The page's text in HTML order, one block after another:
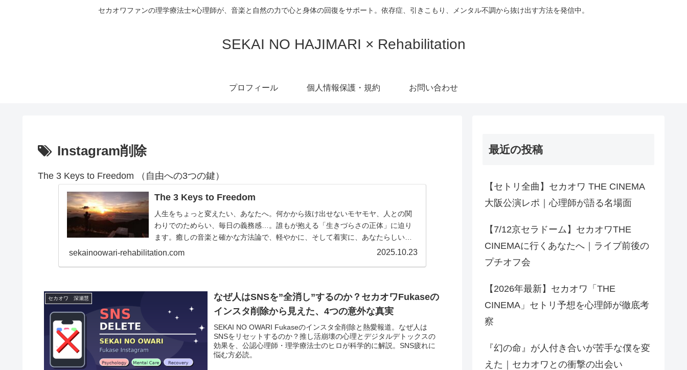
セカオワファンの理学療法士×心理師が、音楽と自然の力で心と身体の回復をサポート。依存症、引きこもり、メンタル不調から抜け出す方法を発信中。
SEKAI NO HAJIMARI × Rehabilitation
プロフィール 個人情報保護・規約 お問い合わせ
Instagram削除
The 3 Keys to Freedom （自由への3つの鍵）
The 3 Keys to Freedom
人生をちょっと変えたい、あなたへ。何かから抜け出せないモヤモヤ、人との関
わりでのためらい、毎日の義務感…。誰もが抱える「生きづらさの正体」に迫り
ます。癒しの音楽と確かな方法論で、軽やかに、そして着実に、あなたらしい輝
きを取り戻しましょう。今...
sekainoowari-rehabilitation.com 2025.10.23
セカオワ 深瀬慧
なぜ人はSNSを”全消し”するのか？セカオワFukaseの
インスタ削除から見えた、4つの意外な真実
SEKAI NO OWARI Fukaseのインスタ全削除と熱愛報道。なぜ人は
SNSをリセットするのか？推し活崩壊の心理とデジタルデトックスの
効果を、公認心理師・理学療法士のヒロが科学的に解説。SNS疲れに
悩む方必読。
最近の投稿
【セトリ全曲】セカオワ THE CINEMA
大阪公演レポ｜心理師が語る名場面
【7/12京セラドーム】セカオワTHE
CINEMAに行くあなたへ｜ライブ前後の
プチオフ会
【2026年最新】セカオワ「THE
CINEMA」セトリ予想を心理師が徹底考
察
『幻の命』が人付き合いが苦手な僕を変
えた｜セカオワとの衝撃の出会い